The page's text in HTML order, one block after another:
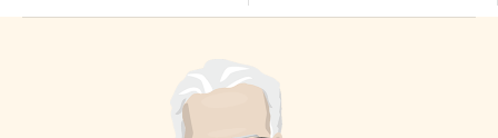
la Ville de Toronto, propose
36 visites guidées gratuites (en
ou la totalité de l’élévation
moyenne de 1 degré Celcius des